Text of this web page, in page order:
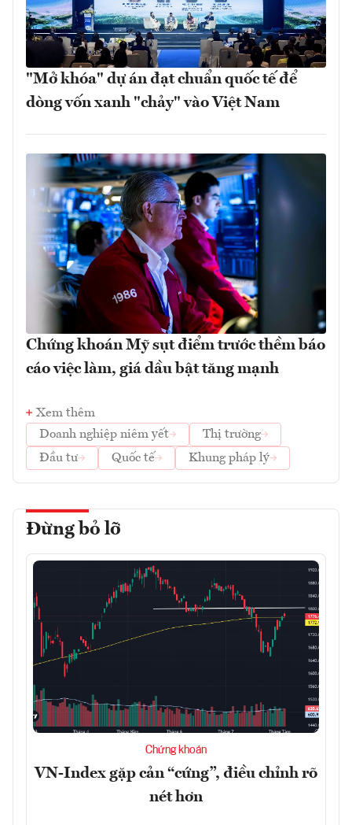
"Mở khóa" dự án đạt chuẩn quốc tế để
dòng vốn xanh "chảy" vào Việt Nam
Chứng khoán Mỹ sụt điểm trước thềm báo
cáo việc làm, giá dầu bật tăng mạnh
Xem thêm
Doanh nghiệp niêm yết
Thị trường
Đầu tư
Quốc tế Khung pháp lý
Đừng bỏ lỡ
Chứng khoán
VN-Index gặp cản “cứng”, điều chỉnh rõ
nét hơn